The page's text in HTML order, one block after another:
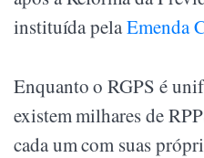
instituída pelaEmenda
Enquanto o RGPS é
existem milhares de
cada um com suas